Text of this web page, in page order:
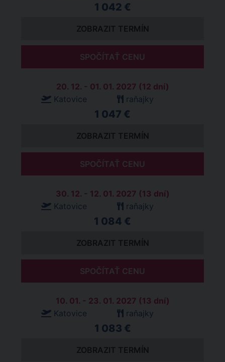
1 042 €
ZOBRAZIT TERMÍN
SPOČÍTAŤ CENU
20. 12. - 01. 01. 2027 (12 dní)
Katovice
raňajky
1 047 €
ZOBRAZIT TERMÍN
SPOČÍTAŤ CENU
30. 12. - 12. 01. 2027 (13 dní)
Katovice
raňajky
1 084 €
ZOBRAZIT TERMÍN
SPOČÍTAŤ CENU
10. 01. - 23. 01. 2027 (13 dní)
Katovice
raňajky
1 083 €
ZOBRAZIT TERMÍN